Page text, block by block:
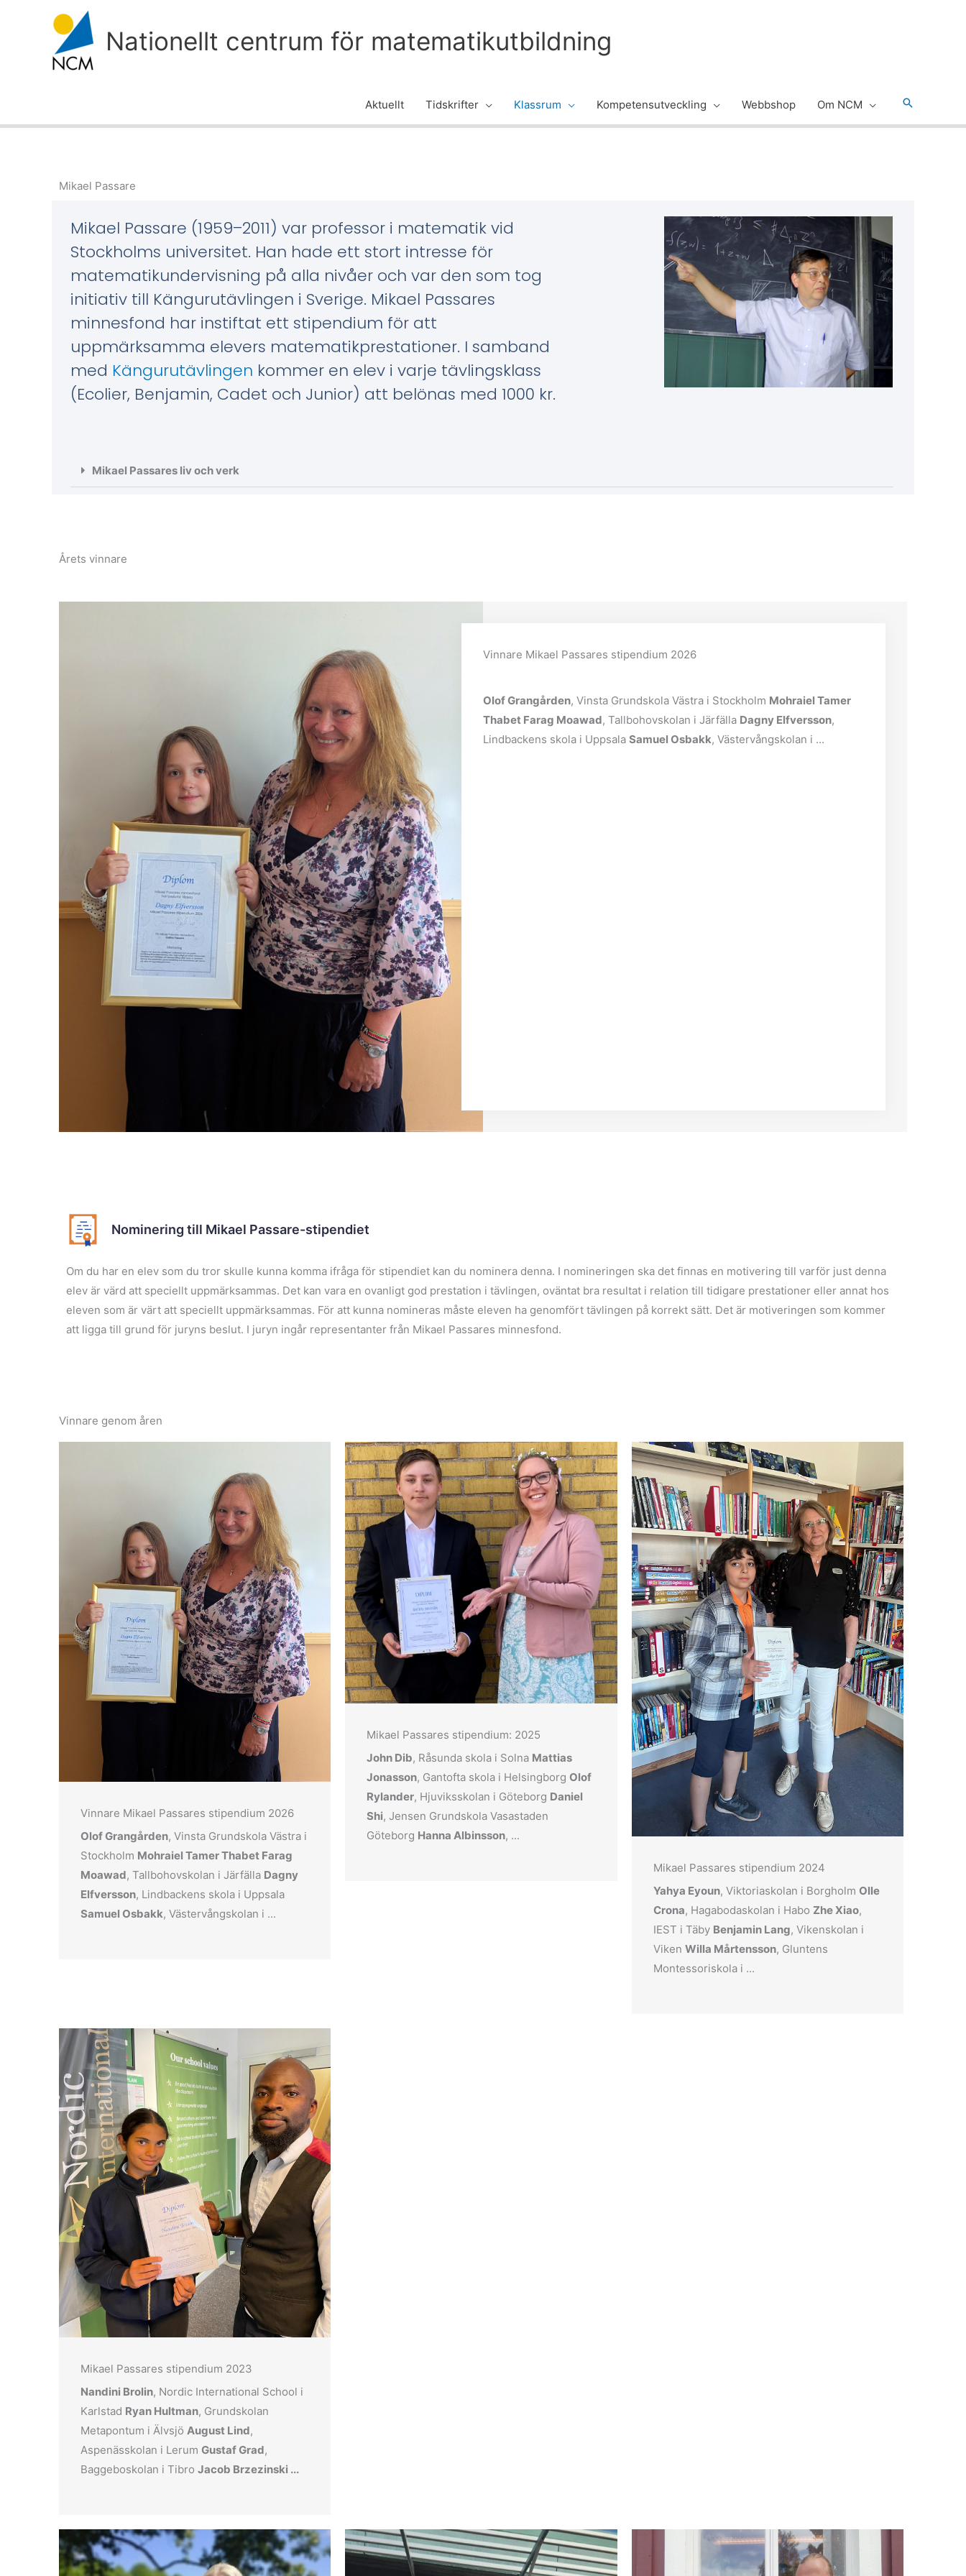
Nationellt centrum för matematikutbildning
Aktuellt Tidskrifter Klassrum Kompetensutveckling Webbshop Om NCM Sök
Mikael Passare
Mikael Passare (1959–2011) var professor i matematik vid
Stockholms universitet. Han hade ett stort intresse för
matematikundervisning på alla nivåer och var den som tog
initiativ till Kängurutävlingen i Sverige. Mikael Passares
minnesfond har instiftat ett stipendium för att
uppmärksamma elevers matematik­prestationer. I samband
med Kängurutävlingen kommer en elev i varje tävlingsklass
(Ecolier, Benjamin, Cadet och Junior) att belönas med 1000 kr.
Mikael Passares liv och verk
Årets vinnare
Vinnare Mikael Passares stipendium 2026
Olof Grangården, Vinsta Grundskola Västra i Stockholm Mohraiel Tamer
Thabet Farag Moawad, Tallbohovskolan i Järfälla Dagny Elfversson,
Lindbackens skola i Uppsala Samuel Osbakk, Västervångskolan i ...
Nominering till Mikael Passare-stipendiet
Om du har en elev som du tror skulle kunna komma ifråga för stipendiet kan du nominera denna. I nomineringen ska det finnas en motivering till varför just denna
elev är värd att speciellt uppmärksammas. Det kan vara en ovanligt god prestation i tävlingen, oväntat bra resultat i relation till tidigare prestationer eller annat hos
eleven som är värt att speciellt uppmärksammas. För att kunna nomineras måste eleven ha genomfört tävlingen på korrekt sätt. Det är motiveringen som kommer
att ligga till grund för juryns beslut. I juryn ingår representanter från Mikael Passares minnesfond.
Vinnare genom åren
Vinnare Mikael Passares stipendium 2026
Olof Grangården, Vinsta Grundskola Västra i
Stockholm Mohraiel Tamer Thabet Farag
Moawad, Tallbohovskolan i Järfälla Dagny
Elfversson, Lindbackens skola i Uppsala
Samuel Osbakk, Västervångskolan i ...
Mikael Passares stipendium: 2025
John Dib, Råsunda skola i Solna Mattias
Jonasson, Gantofta skola i HelsingborgOlof
Rylander, Hjuviksskolan i Göteborg Daniel
Shi, Jensen Grundskola Vasastaden
Göteborg Hanna Albinsson, ...
Mikael Passares stipendium 2024
Yahya Eyoun, Viktoriaskolan i Borgholm Olle
Crona, Hagabodaskolan i Habo Zhe Xiao,
IEST i Täby Benjamin Lang, Vikenskolan i
Viken Willa Mårtensson, Gluntens
Montessoriskola i ...
Mikael Passares stipendium 2023
Nandini Brolin, Nordic International School i
Karlstad Ryan Hultman, Grundskolan
Metapontum i Älvsjö August Lind,
Aspenässkolan i Lerum Gustaf Grad,
Baggeboskolan i Tibro Jacob Brzezinski ...